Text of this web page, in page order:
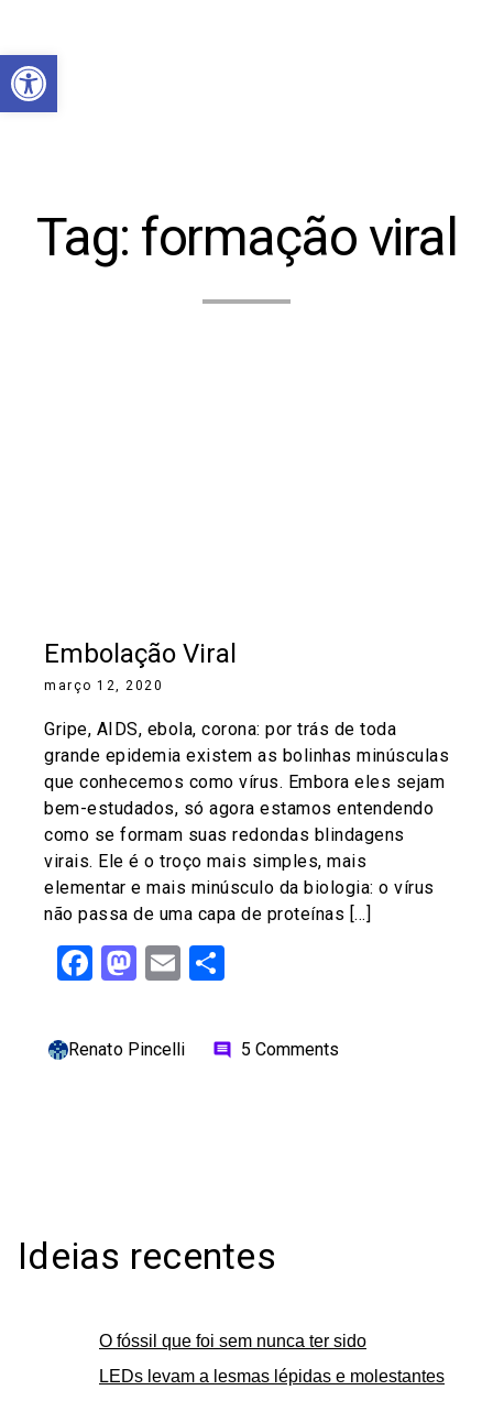
Abrir a barra de ferramentas
Tag: formação viral
Embolação Viral
março 12, 2020
Gripe, AIDS, ebola, corona: por trás de toda
grande epidemia existem as bolinhas minúsculas
que conhecemos como vírus. Embora eles sejam
bem-estudados, só agora estamos entendendo
como se formam suas redondas blindagens
virais. Ele é o troço mais simples, mais
elementar e mais minúsculo da biologia: o vírus
não passa de uma capa de proteínas […]
Facebook
Mastodon
Email
Renato Pincelli comment 5 Comments
Ideias recentes
O fóssil que foi sem nunca ter sido
LEDs levam a lesmas lépidas e molestantes